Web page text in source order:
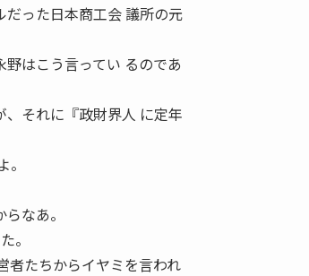
った日本商工会 議所の元
はこう言ってい るのであ
それに『政財界人 に定年
なあ。
。
者たちからイヤミを言われ